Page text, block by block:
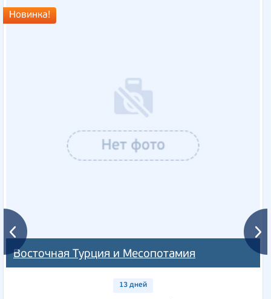
Восточная Турция и Месопотамия
Новинка!
13 дней